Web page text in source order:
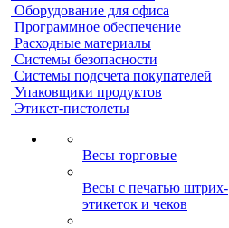
Оборудование для офиса
Программное обеспечение
Расходные материалы
Системы безопасности
Системы подсчета покупателей
Упаковщики продуктов
Этикет-пистолеты
Весы торговые
Весы с печатью штрих-
этикеток и чеков